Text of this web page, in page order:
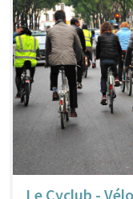
Le Cyclub -